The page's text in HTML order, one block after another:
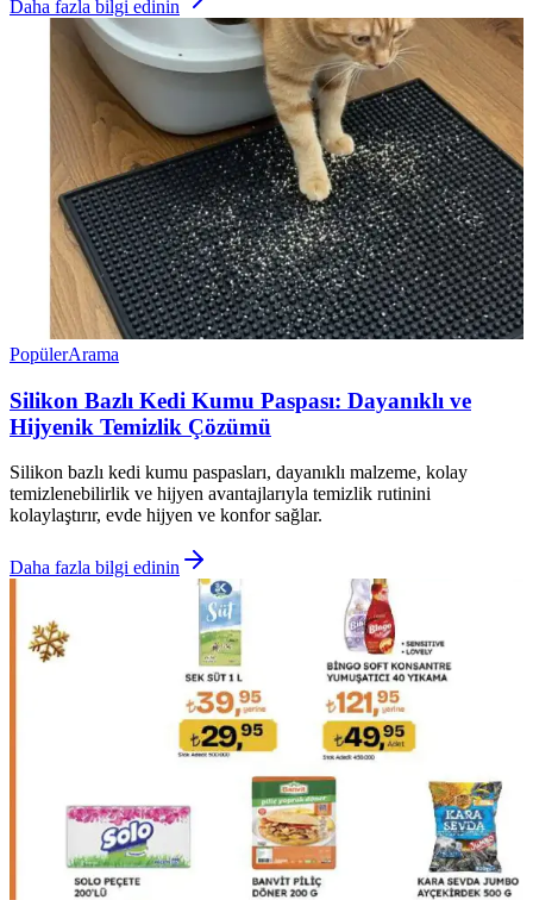
Daha fazla bilgi edinin
PopülerArama
Silikon Bazlı Kedi Kumu Paspası: Dayanıklı ve
Hijyenik Temizlik Çözümü
Silikon bazlı kedi kumu paspasları, dayanıklı malzeme, kolay
temizlenebilirlik ve hijyen avantajlarıyla temizlik rutinini
kolaylaştırır, evde hijyen ve konfor sağlar.
Daha fazla bilgi edinin